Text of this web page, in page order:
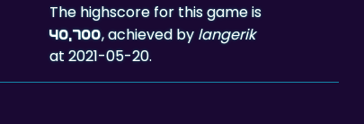
The highscore for this game is
40,700, achieved by langerik
at 2021-05-20.